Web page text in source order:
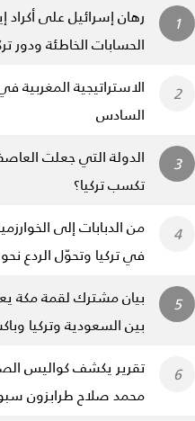
رهان إسرائيل على
الحسابات الخاطئة ودور
الاستراتيجية
السادس
الدولة التي جعلت
تكسب تركيا؟
من الدبابات إلى
في تركيا وتحوّل الردع
بيان مشترك لقمة مكة
بين السعودية وتركيا
تقرير يكشف كواليس
محمد صلاح طرابزون